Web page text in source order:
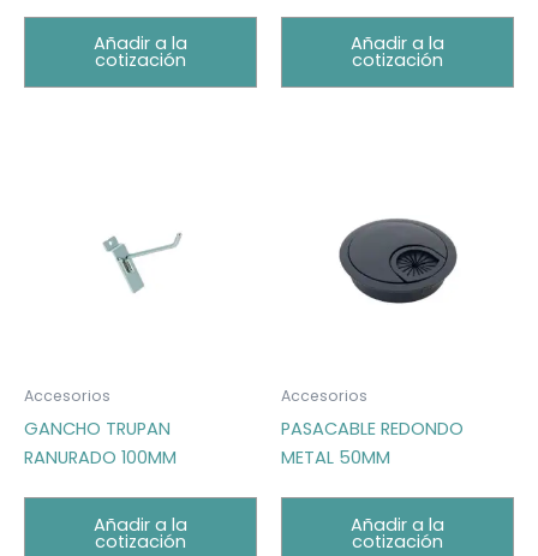
Añadir a la
cotización
Añadir a la
cotización
Accesorios
GANCHO TRUPAN
RANURADO 100MM
Añadir a la
cotización
Accesorios
PASACABLE REDONDO
METAL 50MM
Añadir a la
cotización